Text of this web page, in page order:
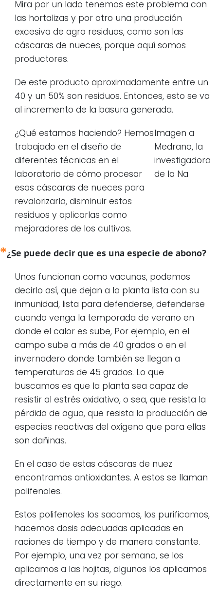
Mira por un lado tenemos este problema con
las hortalizas y por otro una producción
excesiva de agro residuos, como son las
cáscaras de nueces, porque aquí somos
productores.
De este producto aproximadamente entre un
40 y un 50% son residuos. Entonces, esto se va
al incremento de la basura generada.
¿Qué estamos haciendo? Hemos
trabajado en el diseño de
diferentes técnicas en el
laboratorio de cómo procesar
esas cáscaras de nueces para
revalorizarla, disminuir estos
residuos y aplicarlas como
mejoradores de los cultivos.
Imagen a
Medrano, la
investigadora
de la Na
¿Se puede decir que es una especie de abono?
Unos funcionan como vacunas, podemos
decirlo así, que dejan a la planta lista con su
inmunidad, lista para defenderse, defenderse
cuando venga la temporada de verano en
donde el calor es sube, Por ejemplo, en el
campo sube a más de 40 grados o en el
invernadero donde también se llegan a
temperaturas de 45 grados. Lo que
buscamos es que la planta sea capaz de
resistir al estrés oxidativo, o sea, que resista la
pérdida de agua, que resista la producción de
especies reactivas del oxígeno que para ellas
son dañinas.
En el caso de estas cáscaras de nuez
encontramos antioxidantes. A estos se llaman
polifenoles.
Estos polifenoles los sacamos, los purificamos,
hacemos dosis adecuadas aplicadas en
raciones de tiempo y de manera constante.
Por ejemplo, una vez por semana, se los
aplicamos a las hojitas, algunos los aplicamos
directamente en su riego.